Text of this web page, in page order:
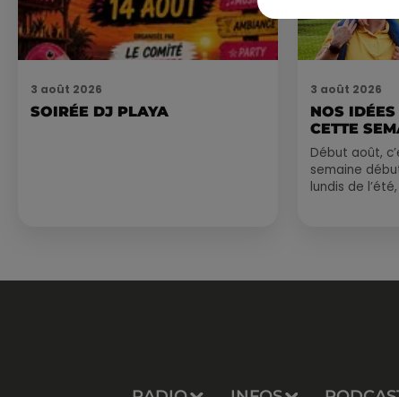
3 août 2026
SOIRÉE DJ PLAYA
3 août 2026
NOS
CETTE
Début août,
semaine
lundis de